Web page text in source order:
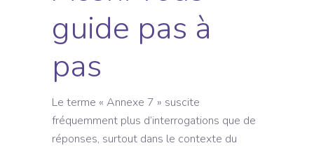
guide pas à
pas
Le terme « Annexe 7 » suscite
fréquemment plus d’interrogations que de
réponses, surtout dans le contexte du